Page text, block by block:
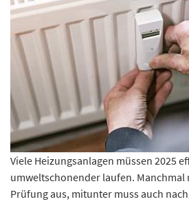
Viele Heizungsanlagen müssen 2025
umweltschonender laufen.
Prüfung aus, mitunter muss auch